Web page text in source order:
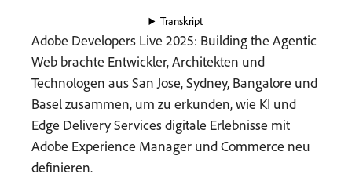
Transkript
Adobe Developers Live 2025: Building the Agentic
Web brachte Entwickler, Architekten und
Technologen aus San Jose, Sydney, Bangalore und
Basel zusammen, um zu erkunden, wie KI und
Edge Delivery Services digitale Erlebnisse mit
Adobe Experience Manager und Commerce neu
definieren.